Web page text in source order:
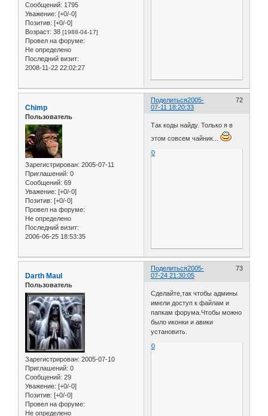
Сообщений: 1795
Уважение: [+0/-0]
Позитив: [+0/-0]
Возраст: 38 [1988-04-17]
Провел на форуме:
Не определено
Последний визит:
2008-11-22 22:02:27
Поделиться 72
2005-
07-11 18:20:33
Chimp
Пользователь
Зарегистрирован: 2005-07-11
Приглашений: 0
Сообщений: 69
Уважение: [+0/-0]
Позитив: [+0/-0]
Провел на форуме:
Не определено
Последний визит:
2006-06-25 18:53:35
Так коды найду. Только я в
этом совсем чайник...
0
Поделиться 73
2005-
07-24 21:30:05
Darth Maul
Пользователь
Зарегистрирован: 2005-07-10
Приглашений: 0
Сообщений: 29
Уважение: [+0/-0]
Позитив: [+0/-0]
Провел на форуме:
Не определено
Сделайте,так чтобы админы
имели доступ к файлам и
папкам форума.Чтобы можно
было иконки и авики
установить.
0